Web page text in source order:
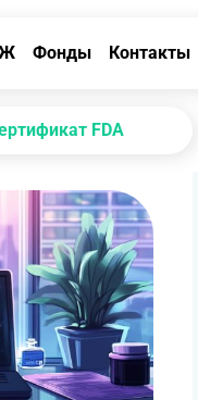
Фонды Контакты
FDA